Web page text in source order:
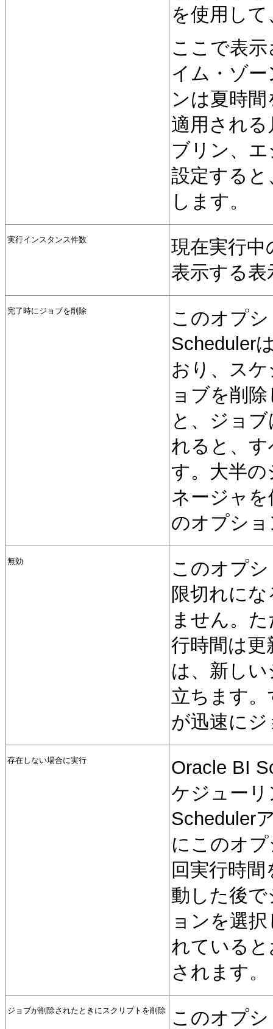
を使用し
ここで表
イム・ゾ
ンは夏時
適用され
ブリン、
設定する
します。
実行インスタンス件数
現在実行
表示する
完了時にジョブを削除
このオプ
Scheduler
おり、ス
ョブを削
と、ジョ
れると、
す。大半
ネージャ
のオプシ
無効
このオプ
限切れに
ません。
行時間は
は、新し
立ちます
が迅速に
存在しない場合に実行
Oracle BI
ケジュー
Scheduler
にこのオ
回実行時
動した後
ョンを選
れている
されます。
ジョブが削除されたときにスクリプトを削除 このオプ